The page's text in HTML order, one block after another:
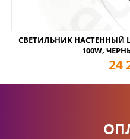
СВЕТИЛЬНИК НАСТЕННЫЙ
100W,
24